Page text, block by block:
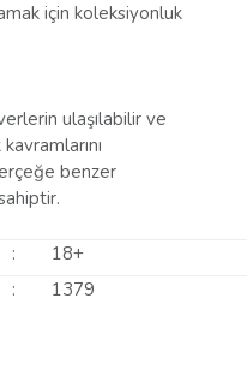
için koleksiyonluk
ulaşılabilir ve
benzer
:
18+
: 1379